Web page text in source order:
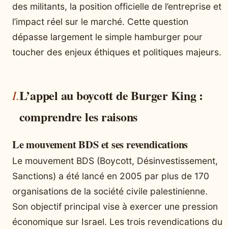
des militants, la position officielle de l’entreprise et
l’impact réel sur le marché. Cette question
dépasse largement le simple hamburger pour
toucher des enjeux éthiques et politiques majeurs.
L’appel au boycott de Burger King :
comprendre les raisons
Le mouvement BDS et ses revendications
Le mouvement BDS (Boycott, Désinvestissement,
Sanctions) a été lancé en 2005 par plus de 170
organisations de la société civile palestinienne.
Son objectif principal vise à exercer une pression
économique sur Israel. Les trois revendications du